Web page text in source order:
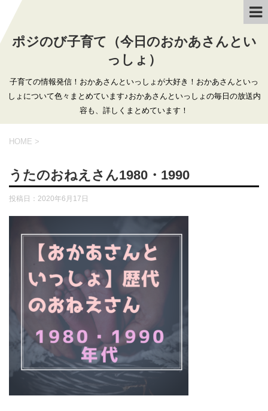
ポジのび子育て（今日のおかあさんとい
っしょ）
子育ての情報発信！おかあさんといっしょが大好き！おかあさんといっ
しょについて色々まとめています♪おかあさんといっしょの毎日の放送内
容も、詳しくまとめています！
HOME >
うたのおねえさん1980・1990
投稿日： 2020年6月17日